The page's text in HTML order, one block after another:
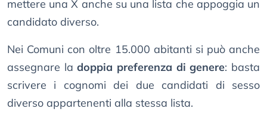
mettere una X anche su una lista che appoggia un
candidato diverso.
Nei Comuni con oltre 15.000 abitanti si può anche
assegnare ladoppia preferenza di genere: basta
scrivere i cognomi dei due candidati di sesso
diverso appartenenti alla stessa lista.